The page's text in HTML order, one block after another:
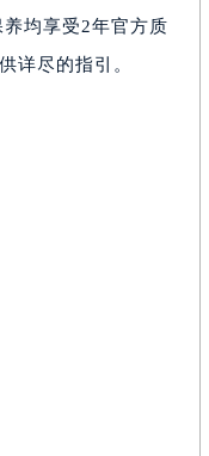
提前预约）
需提前预约）
均享受2年官方质
详尽的指引。